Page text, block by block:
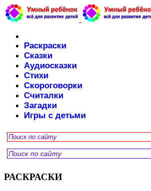
Раскраски
Сказки
Аудиосказки
Стихи
Скороговорки
Считалки
Загадки
Игры с детьми
РАСКРАСКИ